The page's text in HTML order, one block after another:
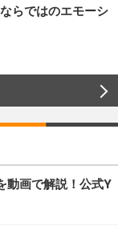
らではのエモーシ
動画で解説！公式Y